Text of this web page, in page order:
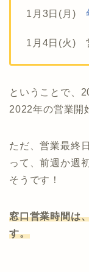
1月3日(月)
1月4日(火)
ということで、
2022年の営業開
ただ、営業最終
って、前週か週
そうです！
窓口営業時間は
す。